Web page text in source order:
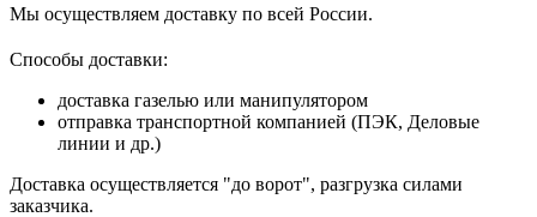
Мы осуществляем доставку по всей России.
Способы доставки:
доставка газелью или манипулятором
отправка транспортной компанией (ПЭК, Деловые
линии и др.)
Доставка осуществляется "до ворот", разгрузка силами
заказчика.